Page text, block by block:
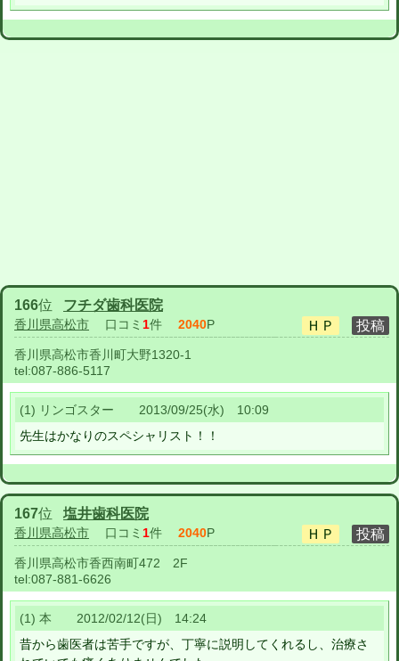
166位 フチダ歯科医院
香川県高松市 口コミ 1件 2040P
香川県高松市香川町大野1320-1
tel:087-886-5117
(1) リンゴスター 2013/09/25(水) 10:09
先生はかなりのスペシャリスト！！
167位 塩井歯科医院
香川県高松市 口コミ 1件 2040P
香川県高松市香西南町472 2F
tel:087-881-6626
(1) 本 2012/02/12(日) 14:24
昔から歯医者は苦手ですが、丁寧に説明してくれるし、治療さ